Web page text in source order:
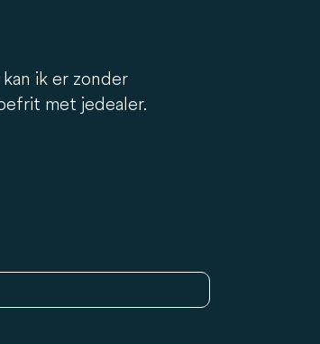
ik er zonder
met je dealer.